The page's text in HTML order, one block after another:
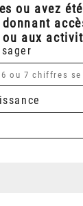
ou avez
ou aux